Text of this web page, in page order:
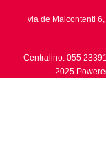
via de Malcontenti 6,
Centralino: 055 23391
2025